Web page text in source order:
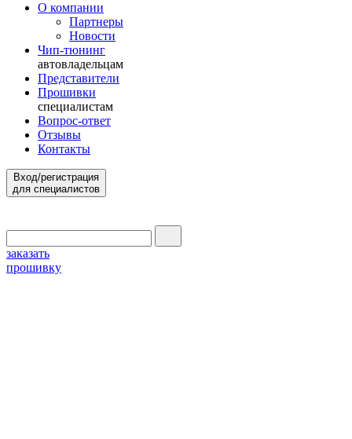
О компании
Партнеры
Новости
Чип-тюнинг
автовладельцам
Представители
Прошивки
специалистам
Вопрос-ответ
Отзывы
Контакты
Вход/регистрация
для специалистов
заказать
прошивку